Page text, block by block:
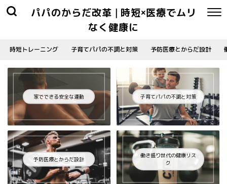
パパのからだ改革 | 時短×医療でムリ
なく健康に
時短トレーニング 子育てパパの不調と対策 予防医療とからだ設計
家でできる安全な運動 子育てパパの不調と対策
予防医療とからだ設計
働き盛り世代の健康リス
ク